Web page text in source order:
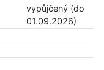
vypůjčený (do
01.09.2026)